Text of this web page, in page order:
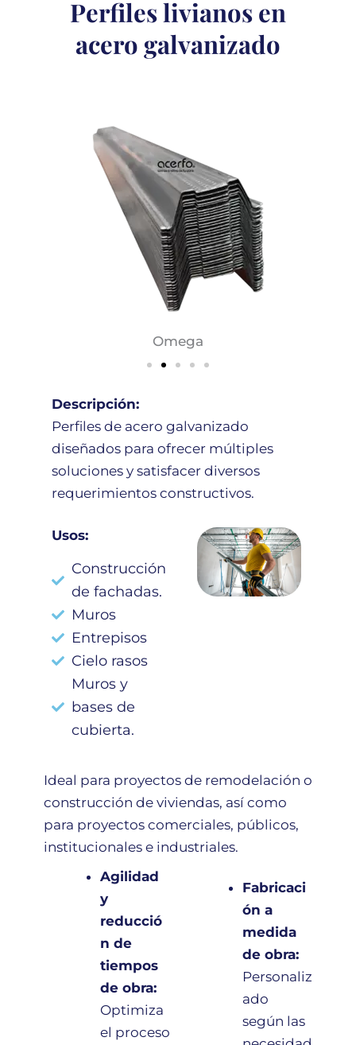
Perfiles livianos en
acero galvanizado
Omega
Descripción:
Perfiles de acero galvanizado
diseñados para ofrecer múltiples
soluciones y satisfacer diversos
requerimientos constructivos.
Usos:
Construcción
de fachadas.
Muros
Entrepisos
Cielo rasos
Muros y
bases de
cubierta.
Ideal para proyectos de remodelación o
construcción de viviendas, así como
para proyectos comerciales, públicos,
institucionales e industriales.
Agilidad
y
reducció
n de
tiempos
de obra:
Optimiza
el proceso
Fabricaci
ón a
medida
de obra:
Personaliz
ado
según las